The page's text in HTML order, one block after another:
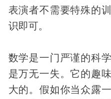
表演者不需要特殊的
识即可。
数学是一门严谨的科
是万无一失。它的趣
大的。假如你当众露